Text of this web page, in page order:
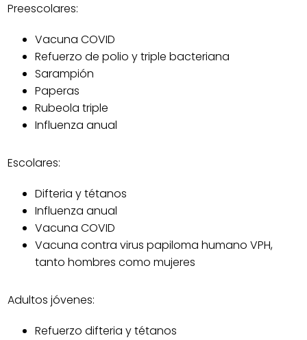
Preescolares:
Vacuna COVID
Refuerzo de polio y triple bacteriana
Sarampión
Paperas
Rubeola triple
Influenza anual
Escolares:
Difteria y tétanos
Influenza anual
Vacuna COVID
Vacuna contra virus papiloma humano VPH,
tanto hombres como mujeres
Adultos jóvenes:
Refuerzo difteria y tétanos